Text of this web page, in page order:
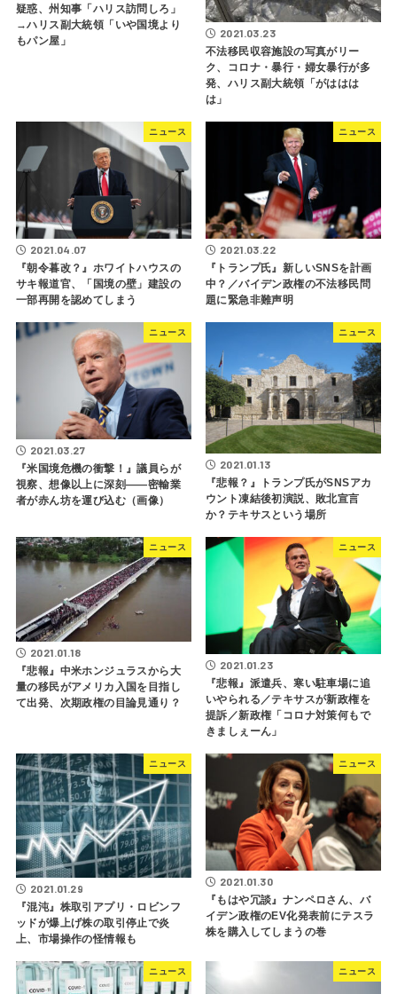
疑惑、州知事「ハリス訪問しろ」
→ハリス副大統領「いや国境より
もパン屋」
2021.03.23
不法移民収容施設の写真がリー
ク、コロナ・暴行・婦女暴行が多
発、ハリス副大統領「がははは
は」
ニュース
2021.04.07
『朝令暮改？』ホワイトハウスの
サキ報道官、「国境の壁」建設の
一部再開を認めてしまう
ニュース
2021.03.22
『トランプ氏』新しいSNSを計画
中？／バイデン政権の不法移民問
題に緊急非難声明
ニュース
2021.03.27
『米国境危機の衝撃！』議員らが
視察、想像以上に深刻――密輸業
者が赤ん坊を運び込む（画像）
ニュース
2021.01.13
『悲報？』トランプ氏がSNSアカ
ウント凍結後初演説、敗北宣言
か？テキサスという場所
ニュース
2021.01.18
『悲報』中米ホンジュラスから大
量の移民がアメリカ入国を目指し
て出発、次期政権の目論見通り？
ニュース
2021.01.23
『悲報』派遣兵、寒い駐車場に追
いやられる／テキサスが新政権を
提訴／新政権「コロナ対策何もで
きましぇーん」
ニュース
2021.01.29
『混沌』株取引アプリ・ロビンフ
ッドが爆上げ株の取引停止で炎
上、市場操作の怪情報も
ニュース
2021.01.30
『もはや冗談』ナンペロさん、バ
イデン政権のEV化発表前にテスラ
株を購入してしまうの巻
ニュース ニュース